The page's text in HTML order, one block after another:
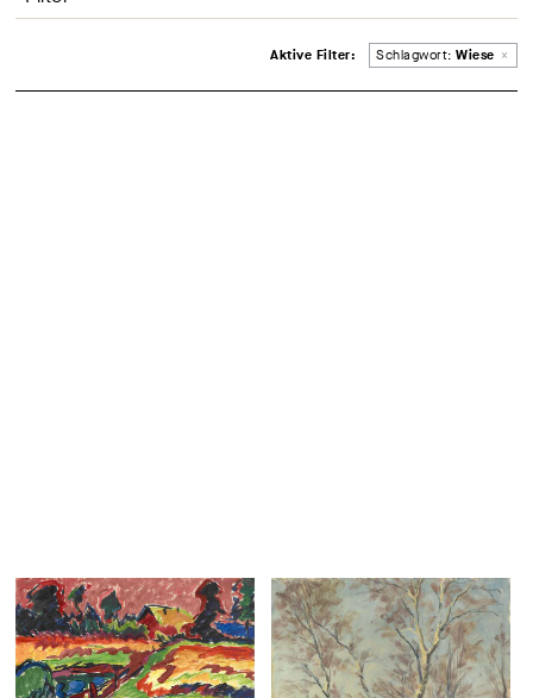
Aktive Filter: Entferne Filter
Schlagwort: Wiese ×